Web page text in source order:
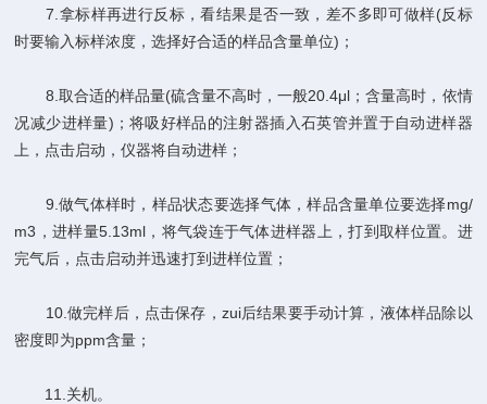
7.拿标样再进行反标，看结果是否一致，差不多即可做样(反标
时要输入标样浓度，选择好合适的样品含量单位)；
8.取合适的样品量(硫含量不高时，一般20.4μl；含量高时，依情
况减少进样量)；将吸好样品的注射器插入石英管并置于自动进样器
上，点击启动，仪器将自动进样；
9.做气体样时，样品状态要选择气体，样品含量单位要选择mg/
m3，进样量5.13ml，将气袋连于气体进样器上，打到取样位置。进
完气后，点击启动并迅速打到进样位置；
10.做完样后，点击保存，zui后结果要手动计算，液体样品除以
密度即为ppm含量；
11.关机。